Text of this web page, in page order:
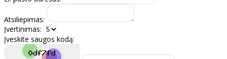
Atsiliepimas:
Įvertinimas:
Įveskite saugos kodą: